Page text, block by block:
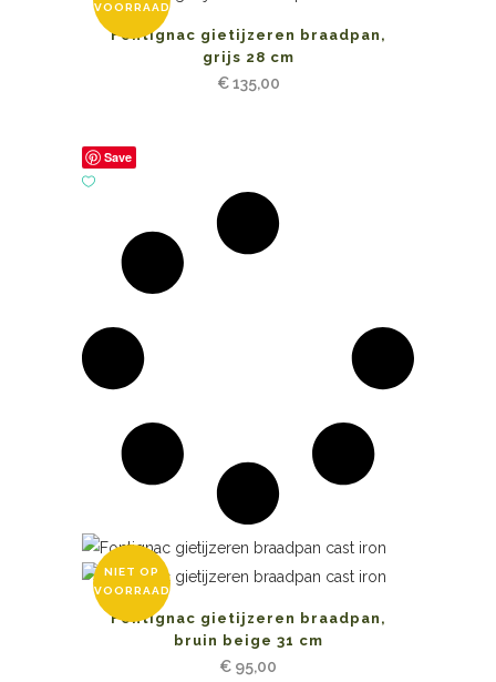
VOORRAAD
Fontignac gietijzeren braadpan,
grijs 28 cm
€135,00
Save
NIET OP
VOORRAAD
Fontignac gietijzeren braadpan,
bruin beige 31 cm
€ 95,00